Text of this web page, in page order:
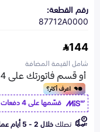
رقم القطعة:
87712A0000
144
شامل القيمة المضافة
قسّمها على 4 دفعات ابتداء من
تصلكخلال 2 - 5 أيام عمل